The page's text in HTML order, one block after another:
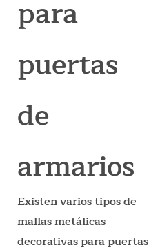
para
puertas
de
armarios
Existen varios tipos de
mallas metálicas
decorativas para puertas